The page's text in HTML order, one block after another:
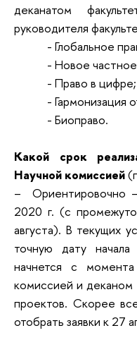
деканатом
руководителя
- Глобальное
- Новое
- Право в цифре;
- Гармонизация
- Биоправо.
Какой срок
Научной комиссией
– Ориентировочно
2020 г. (с
августа). В текущих
точную дату
начнется с
комиссией и
проектов. Скорее
отобрать заявки к 27